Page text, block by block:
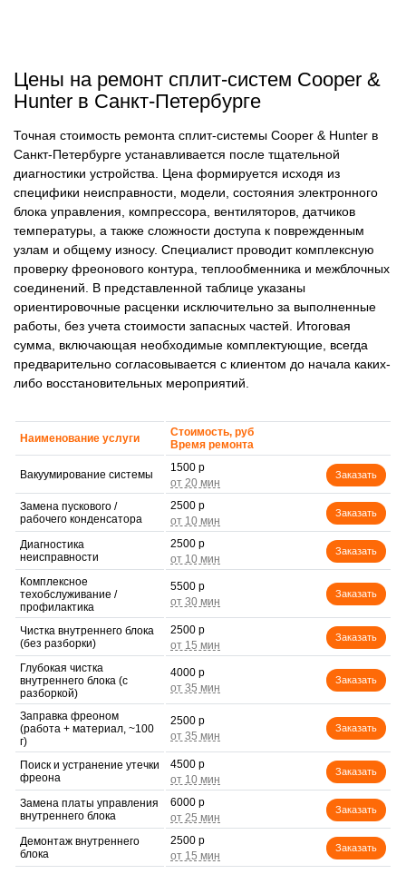
Цены на ремонт сплит-систем Cooper &
Hunter в Санкт-Петербурге
Точная стоимость ремонта сплит-системы Cooper & Hunter в
Санкт-Петербурге устанавливается после тщательной
диагностики устройства. Цена формируется исходя из
специфики неисправности, модели, состояния электронного
блока управления, компрессора, вентиляторов, датчиков
температуры, а также сложности доступа к поврежденным
узлам и общему износу. Специалист проводит комплексную
проверку фреонового контура, теплообменника и межблочных
соединений. В представленной таблице указаны
ориентировочные расценки исключительно за выполненные
работы, без учета стоимости запасных частей. Итоговая
сумма, включающая необходимые комплектующие, всегда
предварительно согласовывается с клиентом до начала каких-
либо восстановительных мероприятий.
Наименование услуги
Стоимость, руб
Время ремонта
Вакуумирование системы
1500 р
Заказать
Замена пускового /
рабочего конденсатора
2500 р
Заказать
Диагностика
неисправности
2500 р
Заказать
Комплексное
техобслуживание /
профилактика
5500 р
Заказать
Чистка внутреннего блока
(без разборки)
2500 р
Заказать
Глубокая чистка
внутреннего блока (с
разборкой)
4000 р
Заказать
Заправка фреоном
(работа + материал, ~100
г)
2500 р
Заказать
Поиск и устранение утечки
фреона
4500 р
Заказать
Замена платы управления
внутреннего блока
6000 р
Заказать
Демонтаж внутреннего
блока
2500 р
Заказать